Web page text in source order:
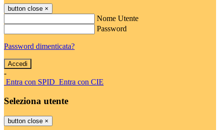
button close ×
Nome Utente
Password
Password dimenticata?
-
Entra con SPID Entra con CIE
Seleziona utente
button close ×